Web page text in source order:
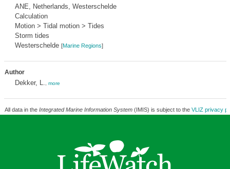
ANE, Netherlands, Westerschelde
Calculation
Motion > Tidal motion > Tides
Storm tides
Westerschelde [Marine Regions]
Author
Dekker, L. more
All data in the Integrated Marine Information System(IMIS) is subject to the VLIZ privacy